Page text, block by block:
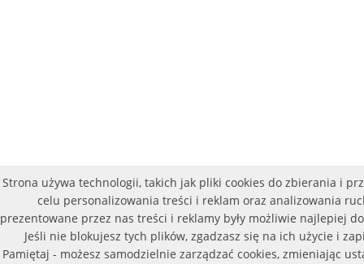
Strona używa technologii, takich jak pliki cookies do zbierania i
celu personalizowania treści i reklam oraz analizowania
prezentowane przez nas treści i reklamy były możliwie najlepiej
Jeśli nie blokujesz tych plików, zgadzasz się na ich użycie i
Pamiętaj - możesz samodzielnie zarządzać cookies, zmieniając